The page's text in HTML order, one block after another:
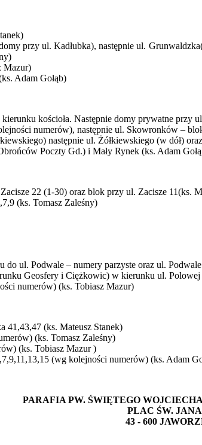
przy ul. Kadłubka), następnie ul.
Mazur)
Adam Gołąb)
kościoła. Następnie domy prywatne
numerów), następnie ul. Skowronków –
następnie ul. Żółkiewskiego (w dół)
Poczty Gd.) i Mały Rynek (ks. Adam
22 (1-30) oraz blok przy ul. Zacisze 11(ks.
(ks. Tomasz Zaleśny)
do ul. Podwale – numery parzyste oraz ul.
Geosfery i Ciężkowic) w kierunku ul. Polowej
numerów) (ks. Tobiasz Mazur)
41,43,47 (ks. Mateusz Stanek)
(ks. Tomasz Zaleśny)
(ks. Tobiasz Mazur )
(wg kolejności numerów) (ks. Adam
PARAFIA PW. ŚWIĘTEGO
PLAC ŚW. JANA
43 - 600